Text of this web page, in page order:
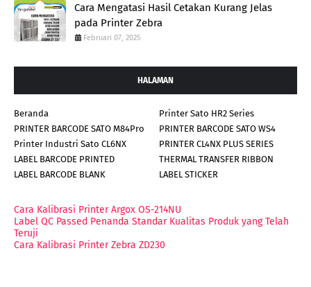
Cara Mengatasi Hasil Cetakan Kurang Jelas
pada Printer Zebra
Februari 07, 2025
HALAMAN
Beranda
Printer Sato HR2 Series
PRINTER BARCODE SATO M84Pro
PRINTER BARCODE SATO WS4
Printer Industri Sato CL6NX
PRINTER CL4NX PLUS SERIES
LABEL BARCODE PRINTED
THERMAL TRANSFER RIBBON
LABEL BARCODE BLANK
LABEL STICKER
Cara Kalibrasi Printer Argox OS-214NU
Label QC Passed Penanda Standar Kualitas Produk yang Telah
Teruji
Cara Kalibrasi Printer Zebra ZD230